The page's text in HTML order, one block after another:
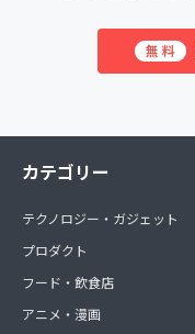
無料
カテゴリー
テクノロジー・ガジェット
プロダクト
フード・飲食店
アニメ・漫画